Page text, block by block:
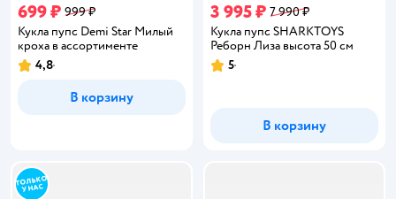
699 ₽ 999 ₽
Кукла пупс Demi Star Милый
кроха в ассортименте
Рейтинг:
4,8
В корзину
3 995 ₽ 7 990 ₽
Кукла пупс SHARKTOYS
Реборн Лиза высота 50 см
Рейтинг:
5
В корзину